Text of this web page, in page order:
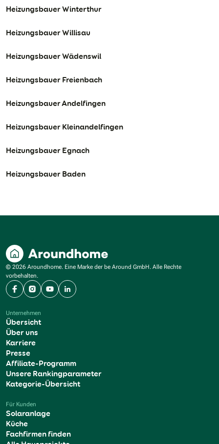
Heizungsbauer Winterthur
Heizungsbauer Willisau
Heizungsbauer Wädenswil
Heizungsbauer Freienbach
Heizungsbauer Andelfingen
Heizungsbauer Kleinandelfingen
Heizungsbauer Egnach
Heizungsbauer Baden
© 2026 Aroundhome. Eine Marke der be Around GmbH. Alle Rechte
vorbehalten.
FacebookInstagram
YouTubeLinkedIn
Unternehmen
Übersicht
Über uns
Karriere
Presse
Affiliate-Programm
Unsere Rankingparameter
Kategorie-Übersicht
Für Kunden
Solaranlage
Küche
Fachfirmen finden